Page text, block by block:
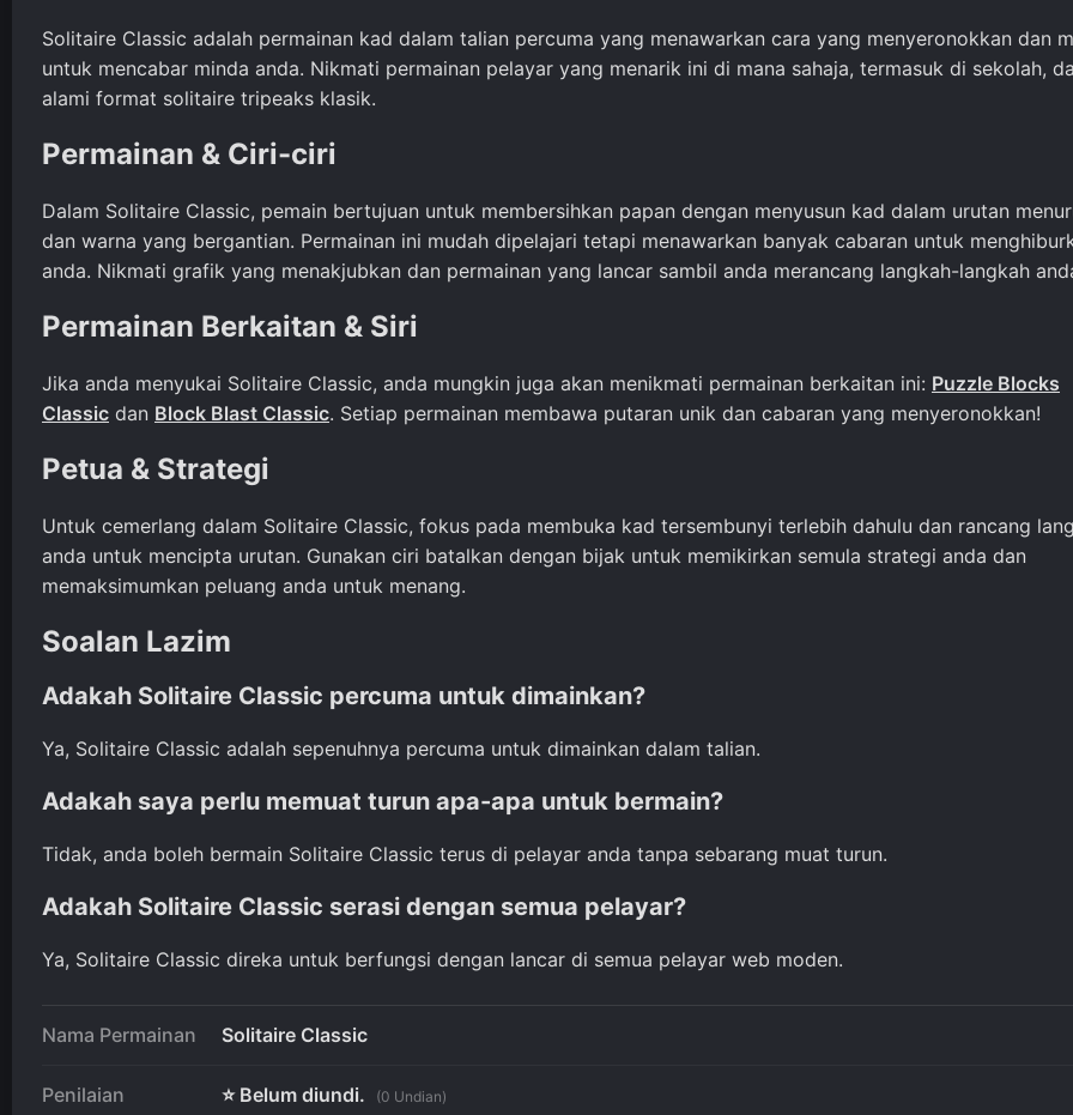
Solitaire Classic adalah permainan kad dalam talian percuma yang menawarkan cara yang menyeronokkan dan
untuk mencabar minda anda. Nikmati permainan pelayar yang menarik ini di mana sahaja, termasuk di sekolah,
alami format solitaire tripeaks klasik.
Permainan & Ciri-ciri
Dalam Solitaire Classic, pemain bertujuan untuk membersihkan papan dengan menyusun kad dalam urutan
dan warna yang bergantian. Permainan ini mudah dipelajari tetapi menawarkan banyak cabaran untuk
anda. Nikmati grafik yang menakjubkan dan permainan yang lancar sambil anda merancang langkah-langkah
Permainan Berkaitan & Siri
Jika anda menyukai Solitaire Classic, anda mungkin juga akan menikmati permainan berkaitan ini: Puzzle Blocks
Classic dan Block Blast Classic. Setiap permainan membawa putaran unik dan cabaran yang menyeronokkan!
Petua & Strategi
Untuk cemerlang dalam Solitaire Classic, fokus pada membuka kad tersembunyi terlebih dahulu dan rancang
anda untuk mencipta urutan. Gunakan ciri batalkan dengan bijak untuk memikirkan semula strategi anda dan
memaksimumkan peluang anda untuk menang.
Soalan Lazim
Adakah Solitaire Classic percuma untuk dimainkan?
Ya, Solitaire Classic adalah sepenuhnya percuma untuk dimainkan dalam talian.
Adakah saya perlu memuat turun apa-apa untuk bermain?
Tidak, anda boleh bermain Solitaire Classic terus di pelayar anda tanpa sebarang muat turun.
Adakah Solitaire Classic serasi dengan semua pelayar?
Ya, Solitaire Classic direka untuk berfungsi dengan lancar di semua pelayar web moden.
Nama Permainan Solitaire Classic
Penilaian ⭐ Belum diundi. (0 Undian)